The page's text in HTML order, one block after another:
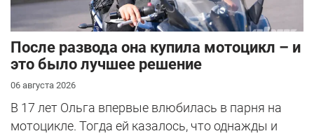
После развода она купила мотоцикл – и
это было лучшее решение
06 августа 2026
В 17 лет Ольга впервые влюбилась в парня на
мотоцикле. Тогда ей казалось, что однажды и